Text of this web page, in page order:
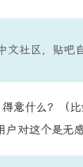
文社区，贴吧
意什么？（
户对这个是无